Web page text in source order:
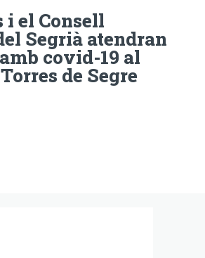
i el Consell
Segrià atendran
covid-19 al
de Segre